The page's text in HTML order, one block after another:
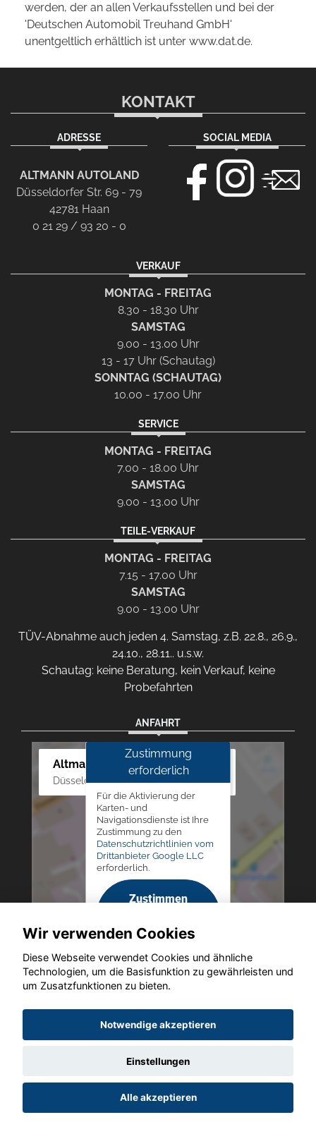
werden, der an allen Verkaufsstellen und bei der
'Deutschen Automobil Treuhand GmbH'
unentgeltlich erhältlich ist unter www.dat.de.
KONTAKT
ADRESSE
ALTMANN AUTOLAND
Düsseldorfer Str. 69 - 79
42781 Haan
0 21 29 / 93 20 - 0
SOCIAL MEDIA
VERKAUF
MONTAG - FREITAG
8.30 - 18.30 Uhr
SAMSTAG
9.00 - 13.00 Uhr
13 - 17 Uhr (Schautag)
SONNTAG (SCHAUTAG)
10.00 - 17.00 Uhr
SERVICE
MONTAG - FREITAG
7.00 - 18.00 Uhr
SAMSTAG
9.00 - 13.00 Uhr
TEILE-VERKAUF
MONTAG - FREITAG
7.15 - 17.00 Uhr
SAMSTAG
9.00 - 13.00 Uhr
TÜV-Abnahme auch jeden 4. Samstag, z.B. 22.8., 26.9.,
24.10., 28.11.. u.s.w.
Schautag: keine Beratung, kein Verkauf, keine
Probefahrten
ANFAHRT
Altmann Autoland
Düsseldorfer Str. 69 - 79, 42781 Haan
Zustimmung
erforderlich
Für die Aktivierung der
Karten- und
Navigationsdienste ist Ihre
Zustimmung zu den
Datenschutzrichtlinien vom
Drittanbieter Google LLC
erforderlich.
Zustimmen
aktivieren
Copyright © 2026. Altmann Autoland
Datenschutz Impressum AGB
Wir verwenden Cookies
Diese Webseite verwendet Cookies und ähnliche
Technologien, um die Basisfunktion zu gewährleisten und
um Zusatzfunktionen zu bieten.
Notwendige akzeptieren
Einstellungen
Alle akzeptieren